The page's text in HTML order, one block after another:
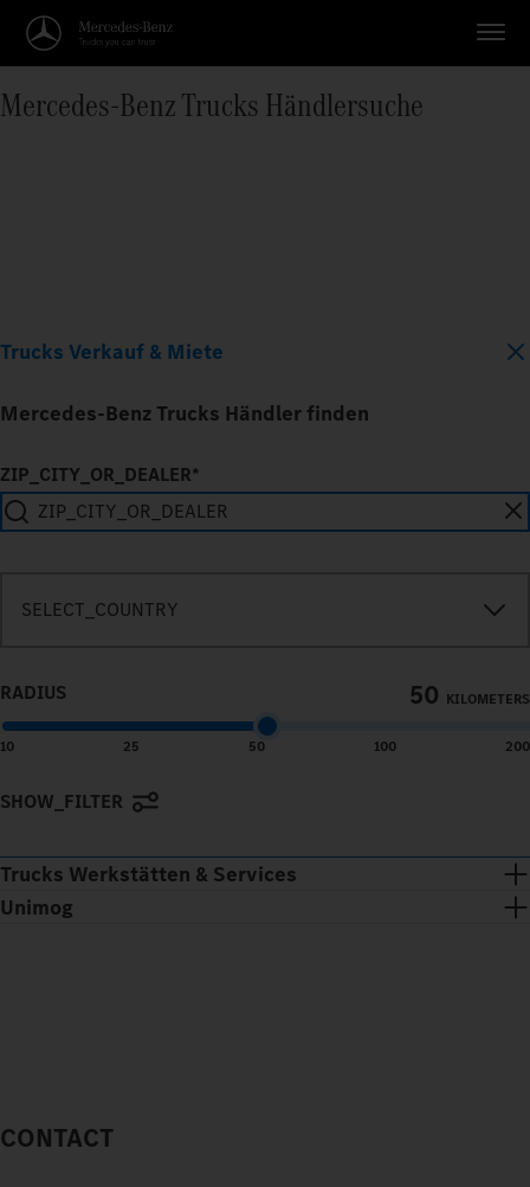
Mercedes‑Benz Trucks Händlersuche
Trucks Verkauf & Miete
Mercedes-Benz Trucks Händler finden
ZIP_CITY_OR_DEALER*
SELECT_COUNTRY
RADIUS 50 KILOMETERS
10 25 50 100 200
SHOW_FILTER
Trucks Werkstätten & Services
Unimog
CONTACT